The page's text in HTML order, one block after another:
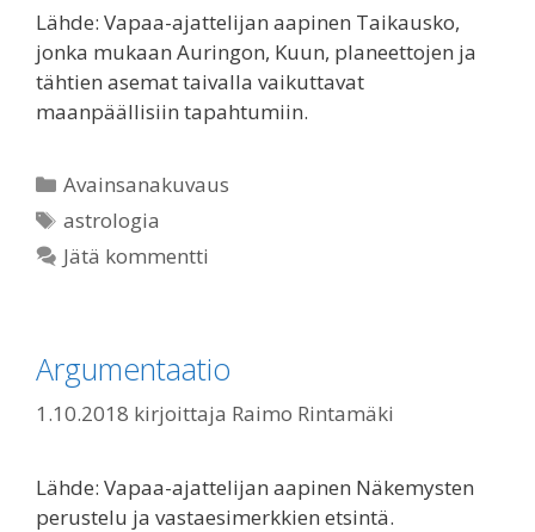
Lähde: Vapaa-ajattelijan aapinen Taikausko,
jonka mukaan Auringon, Kuun, planeettojen ja
tähtien asemat taivalla vaikuttavat
maanpäällisiin tapahtumiin.
Kategoriat
Avainsanakuvaus
Avainsanat
astrologia
Jätä kommentti
Argumentaatio
1.10.2018 kirjoittaja Raimo Rintamäki
Lähde: Vapaa-ajattelijan aapinen Näkemysten
perustelu ja vastaesimerkkien etsintä.